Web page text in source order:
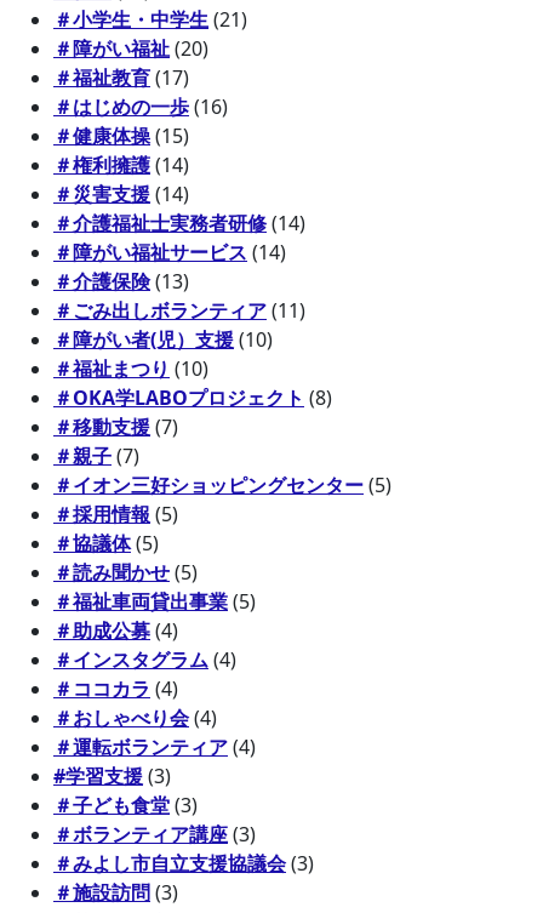
＃小学生・中学生(21)
＃障がい福祉(20)
＃福祉教育(17)
＃はじめの一歩(16)
＃健康体操(15)
＃権利擁護(14)
＃災害支援(14)
＃介護福祉士実務者研修(14)
＃障がい福祉サービス (14)
＃介護保険(13)
＃ごみ出しボランティア(11)
＃障がい者(児）支援(10)
＃福祉まつり (10)
＃OKA学LABOプロジェクト (8)
＃移動支援(7)
＃親子(7)
＃イオン三好ショッピングセンター(5)
＃採用情報 (5)
＃協議体(5)
＃読み聞かせ(5)
＃福祉車両貸出事業(5)
＃助成公募(4)
＃インスタグラム(4)
＃ココカラ (4)
＃おしゃべり会(4)
＃運転ボランティア(4)
#学習支援(3)
＃子ども食堂(3)
＃ボランティア講座(3)
＃みよし市自立支援協議会(3)
＃施設訪問(3)